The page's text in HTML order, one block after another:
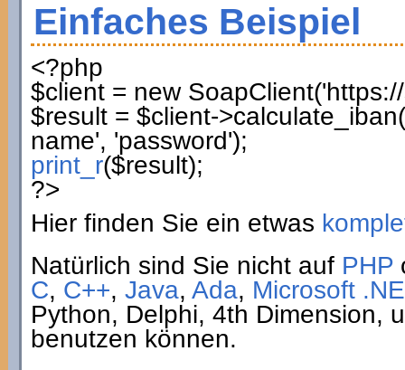
Einfaches Beispiel
<?php
$client= newSoapClient(
$result= $client->calculate_iban(
name', 'password');
print_r($result);
?>
Hier finden Sie ein etwas
Natürlich sind Sie nicht auf PHP
C, C++, Java, Ada, Microsoft
Python, Delphi, 4th Dimension,
benutzen können.